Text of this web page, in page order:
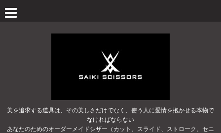
美を追求する道具は、その美しさだけでなく、使う人に愛情を抱かせる本物で
なければならない
あなたのためのオーダーメイドシザー（カット、スライド、ストローク、セニ